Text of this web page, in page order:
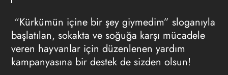
“Kürkümün içine bir şey giymedim” sloganıyla
başlatılan, sokakta ve soğuğa karşı mücadele
veren hayvanlar için düzenlenen yardım
kampanyasına bir destek de sizden olsun!